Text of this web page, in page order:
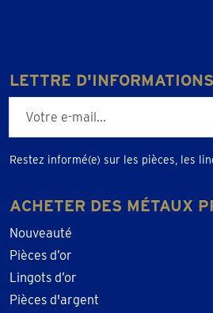
LETTRE D'INFORMATIONS
Restez informé(e) sur les pièces, les
ACHETER DES MÉTAUX
Nouveauté
Pièces d’or
Lingots d’or
Pièces d'argent